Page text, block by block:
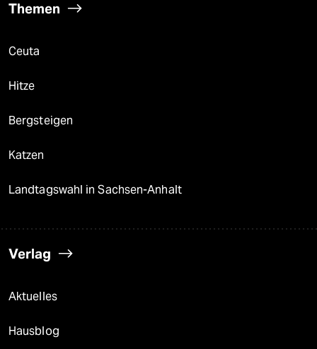
Themen
Ceuta
Hitze
Bergsteigen
Katzen
Landtagswahl in Sachsen-Anhalt
Verlag
Aktuelles
Hausblog